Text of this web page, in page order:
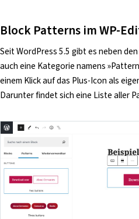
Block Patterns im WP-
Seit WordPress 5.5 gibt es neben
auch eine Kategorie namens
einem Klick auf das Plus-Icon als
Darunter findet sich eine Liste aller